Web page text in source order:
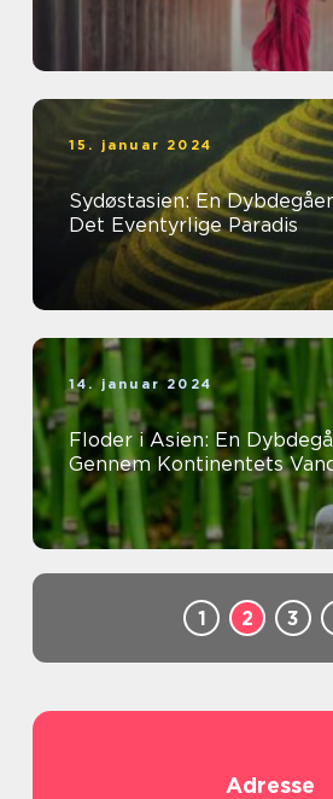
15. januar 2024
Sydøstasien: En
Det Eventyrlige Paradis
14. januar 2024
Floder i Asien: En
Gennem Kontinentets
1 2 3
Adresse